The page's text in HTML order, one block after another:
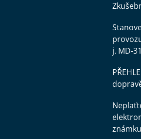
j. MD-